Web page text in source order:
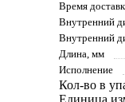
Время
Внутренний
Внутренний
Длина, мм
Исполнение
Кол-во в
Единица